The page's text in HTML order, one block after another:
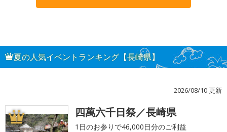
夏の人気イベントランキング【長崎県】
2026/08/10 更新
1 四萬六千日祭／長崎県
1日のお参りで46,000日分のご利益